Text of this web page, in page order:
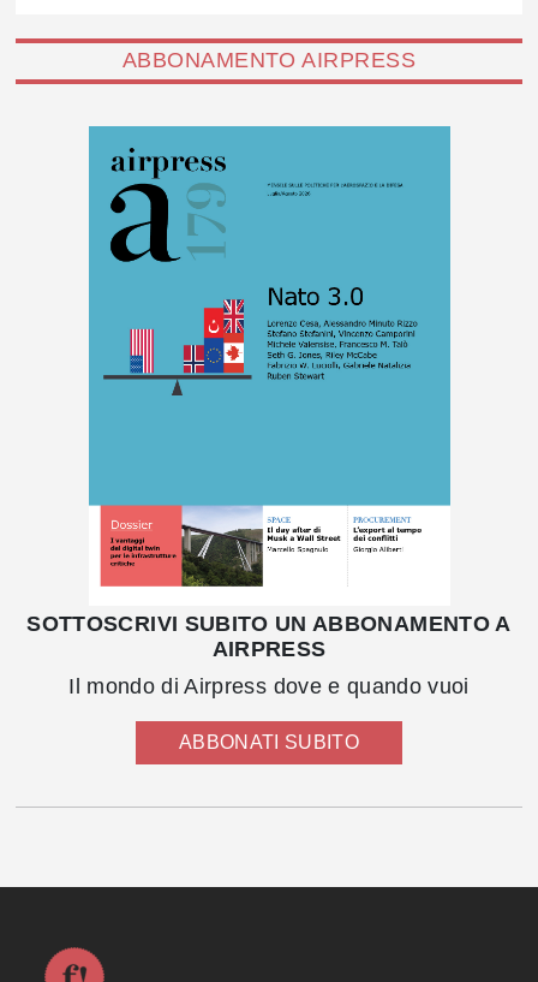
ABBONAMENTO AIRPRESS
SOTTOSCRIVI SUBITO UN ABBONAMENTO A
AIRPRESS
Il mondo di Airpress dove e quando vuoi
ABBONATI SUBITO